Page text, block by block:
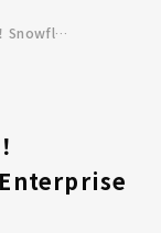
ブレインパッドが現地から速報！Snowflake Summit 2025：Enterprise AI 最新動向：Day2